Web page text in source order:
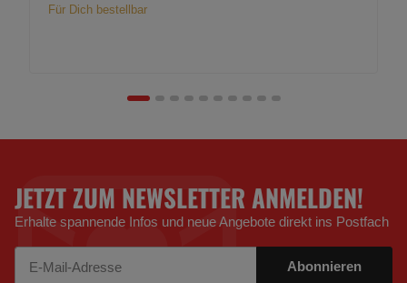
Für Dich bestellbar
JETZT ZUM NEWSLETTER ANMELDEN!
Erhalte spannende Infos und neue Angebote direkt ins Postfach
Abonnieren